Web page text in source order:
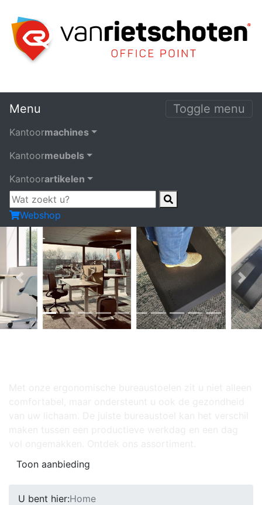
Menu Toggle menu
Kantoormachines
Kantoormeubels
Kantoorartikelen
Webshop
Previous Next
Toon aanbieding
U bent hier:Home